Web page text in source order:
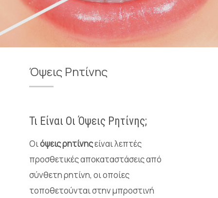
Όψεις Ρητίνης
Τι Είναι Οι Όψεις Ρητίνης;
Οιόψεις ρητίνηςείναι λεπτές
προσθετικές αποκαταστάσεις από
σύνθετη ρητίνη, οι οποίες
τοποθετούνται στην μπροστινή